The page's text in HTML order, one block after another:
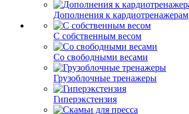
Дополнения к кардиотренажерам
С собственным весом
Со свободными весами
Грузоблочные тренажеры
Гиперэкстензия